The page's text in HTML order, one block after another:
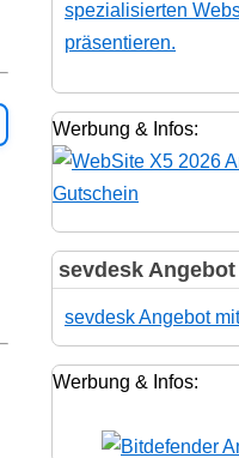
spezialisierten
präsentieren.
Werbung & Infos:
sevdesk Angebot
sevdesk Angebot
Werbung & Infos: